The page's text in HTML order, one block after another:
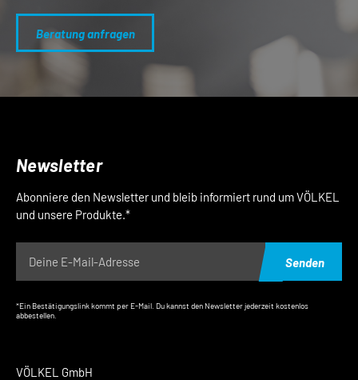
Beratung anfragen
VÖLKEL GmbH
Newsletter
Abonniere den Newsletter und bleib informiert rund um VÖLKEL
und unsere Produkte.*
Senden
*Ein Bestätigungslink kommt per E-Mail. Du kannst den Newsletter jederzeit kostenlos
abbestellen.